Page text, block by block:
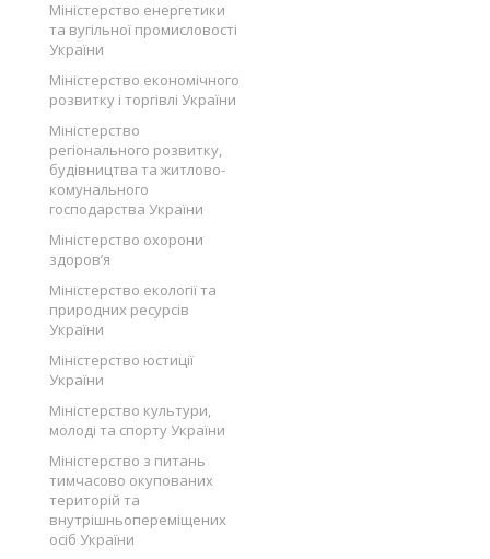
Міністерство енергетики
та вугільної промисловості
України
Міністерство економічного
розвитку і торгівлі України
Міністерство
регіонального розвитку,
будівництва та житлово-
комунального
господарства України
Міністерство охорони
здоров’я
Міністерство екології та
природних ресурсів
України
Міністерство юстиції
України
Міністерство культури,
молоді та спорту України
Міністерство з питань
тимчасово окупованих
територій та
внутрішньопереміщених
осіб України